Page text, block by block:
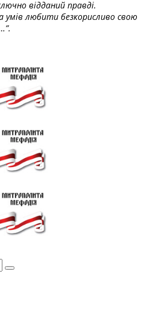
відданий правді.
умів любити безкорисливо свою